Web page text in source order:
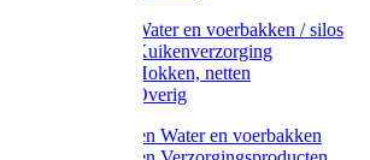
Pluimvee Water en voerbakken / silos
Pluimvee Kuikenverzorging
Pluimvee Hokken, netten
Pluimvee Overig
Knaagdieren Water en voerbakken